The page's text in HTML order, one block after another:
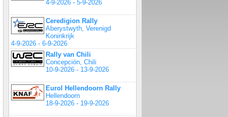
4-9-2026 - 5-9-2026
Ceredigion Rally
Aberystwyth, Verenigd
Koninkrijk
4-9-2026 - 6-9-2026
Rally van Chili
Concepción, Chili
10-9-2026 - 13-9-2026
Eurol Hellendoorn Rally
Hellendoorn
18-9-2026 - 19-9-2026